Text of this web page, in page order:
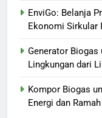
EnviGo: Belanja
Ekonomi Sirkular
Generator
Lingkungan dari
Kompor Biogas
Energi dan